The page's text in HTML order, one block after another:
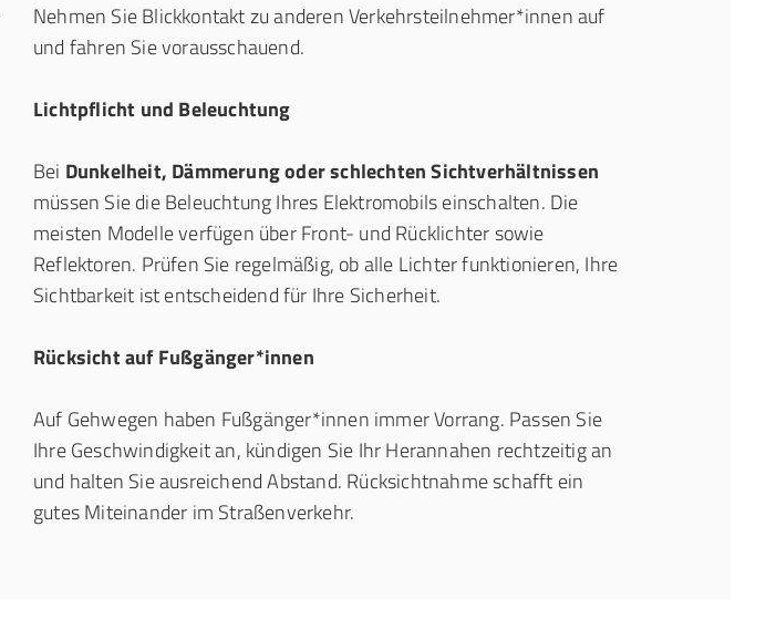
Nehmen Sie Blickkontakt zu anderen Verkehrsteilnehmer*innen auf
und fahren Sie vorausschauend.
Lichtpflicht und Beleuchtung
Bei Dunkelheit, Dämmerung oder schlechten Sichtverhältnissen
müssen Sie die Beleuchtung Ihres Elektromobils einschalten. Die
meisten Modelle verfügen über Front- und Rücklichter sowie
Reflektoren. Prüfen Sie regelmäßig, ob alle Lichter funktionieren, Ihre
Sichtbarkeit ist entscheidend für Ihre Sicherheit.
Rücksicht auf Fußgänger*innen
Auf Gehwegen haben Fußgänger*innen immer Vorrang. Passen Sie
Ihre Geschwindigkeit an, kündigen Sie Ihr Herannahen rechtzeitig an
und halten Sie ausreichend Abstand. Rücksichtnahme schafft ein
gutes Miteinander im Straßenverkehr.